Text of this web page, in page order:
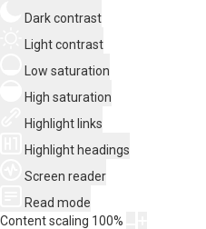
Dark contrast
Light contrast
Low saturation
High saturation
Highlight links
Highlight headings
Screen reader
Read mode
Content scaling 100%